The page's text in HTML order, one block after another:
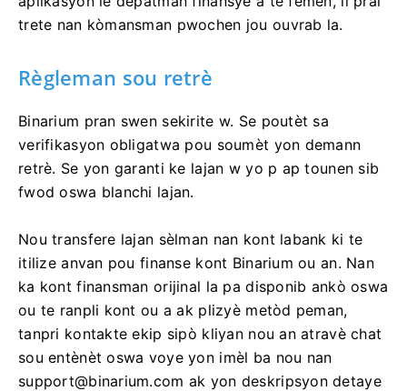
limite demann nan wikenn yo. Si ou te soumèt yon
aplikasyon lè depatman finansye a te fèmen, li pral
Règleman sou retrè
Binarium pran swen sekirite w. Se poutèt sa
verifikasyon obligatwa pou soumèt yon demann
retrè. Se yon garanti ke lajan w yo p ap tounen sib
Nou transfere lajan sèlman nan kont labank ki te
itilize anvan pou finanse kont Binarium ou an. Nan
ka kont finansman orijinal la pa disponib ankò oswa
ou te ranpli kont ou a ak plizyè metòd peman,
tanpri kontakte ekip sipò kliyan nou an atravè chat